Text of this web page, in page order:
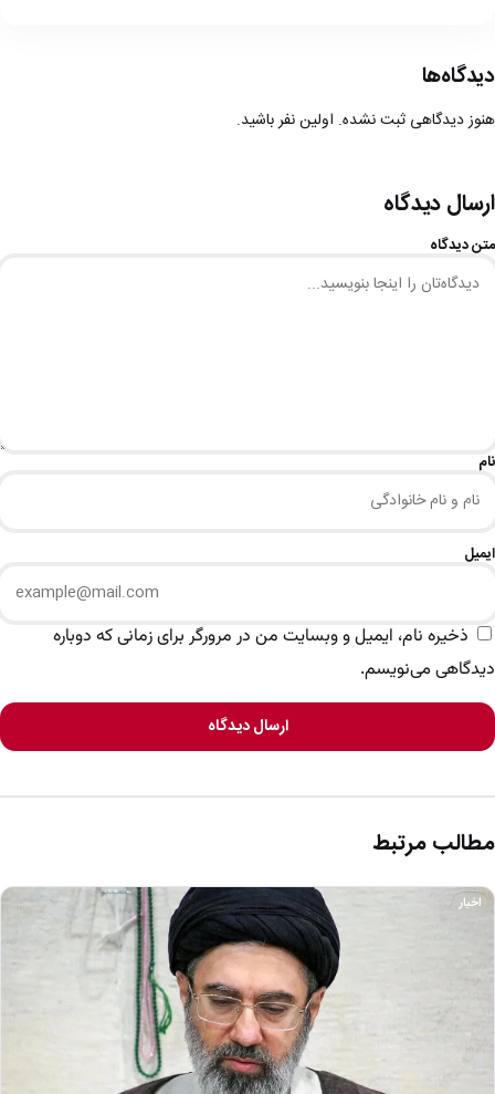
دیدگاه‌ها
هنوز دیدگاهی ثبت نشده. اولین نفر باشید.
ارسال دیدگاه
متن دیدگاه
نام
ایمیل
ذخیره نام، ایمیل و وبسایت من در مرورگر برای زمانی که دوباره
دیدگاهی می‌نویسم.
ارسال دیدگاه
مطالب مرتبط
اخبار